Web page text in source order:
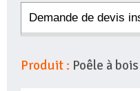
Produit : Poêle à